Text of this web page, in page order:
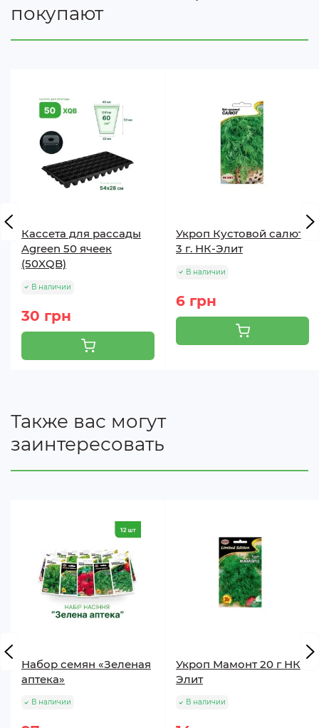
Производитель: НК ЭЛИТ (Украина)
покупают
Кассета для рассады
Agreen 50 ячеек
(50XQB)
В наличии
30 грн
Укроп Кустовой салют
3 г. НК-Элит
В наличии
6 грн
Также вас могут
заинтересовать
Набор семян «Зеленая
аптека»
В наличии
Укроп Мамонт 20 г НК
Элит
В наличии